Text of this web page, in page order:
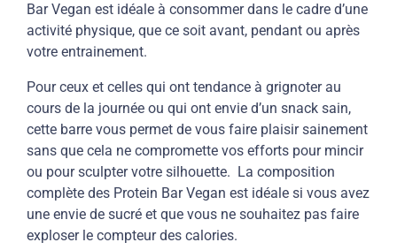
Bar Vegan est idéale à consommer dans le cadre d’une
activité physique, que ce soit avant, pendant ou après
votre entrainement.
Pour ceux et celles qui ont tendance à grignoter au
cours de la journée ou qui ont envie d’un snack sain,
cette barre vous permet de vous faire plaisir sainement
sans que cela ne compromette vos efforts pour mincir
ou pour sculpter votre silhouette. La composition
complète des Protein Bar Vegan est idéale si vous avez
une envie de sucré et que vous ne souhaitez pas faire
exploser le compteur des calories.